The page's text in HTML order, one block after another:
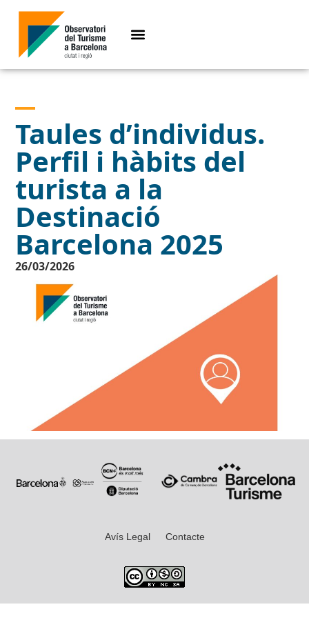
Taules d’individus.
Perfil i hàbits del
turista a la
Destinació
Barcelona 2025
26/03/2026
Avís Legal Contacte